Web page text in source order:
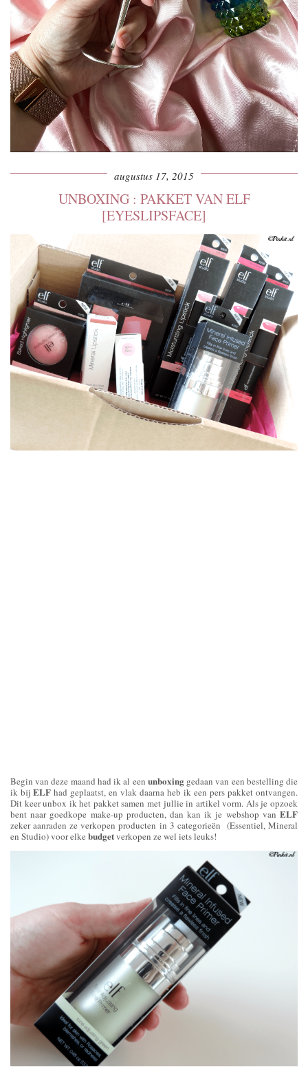
augustus 17, 2015
UNBOXING : PAKKET VAN ELF
[EYESLIPSFACE]
Begin van deze maand had ik al een unboxinggedaan van een bestelling die
ik bij ELF had geplaatst, en vlak daarna heb ik een pers pakket ontvangen.
Dit keer unbox ik het pakket samen met jullie in artikel vorm. Als je opzoek
bent naar goedkope make-up producten, dan kan ik je webshop van ELF
zeker aanraden ze verkopen producten in 3 categorieën (Essentiel, Mineral
en Studio) voor elke budgetverkopen ze wel iets leuks!